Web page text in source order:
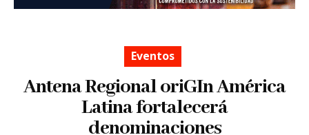
Eventos
Antena Regional oriGIn América
Latina fortalecerá
denominaciones